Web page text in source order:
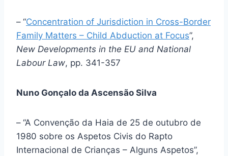
– “Concentration of Jurisdiction in Cross-Border
Family Matters – Child Abduction at Focus”,
New Developments in the EU and National
Labour Law, pp. 341-357
Nuno Gonçalo da Ascensão Silva
– “A Convenção da Haia de 25 de outubro de
1980 sobre os Aspetos Civis do Rapto
Internacional de Crianças – Alguns Aspetos”,